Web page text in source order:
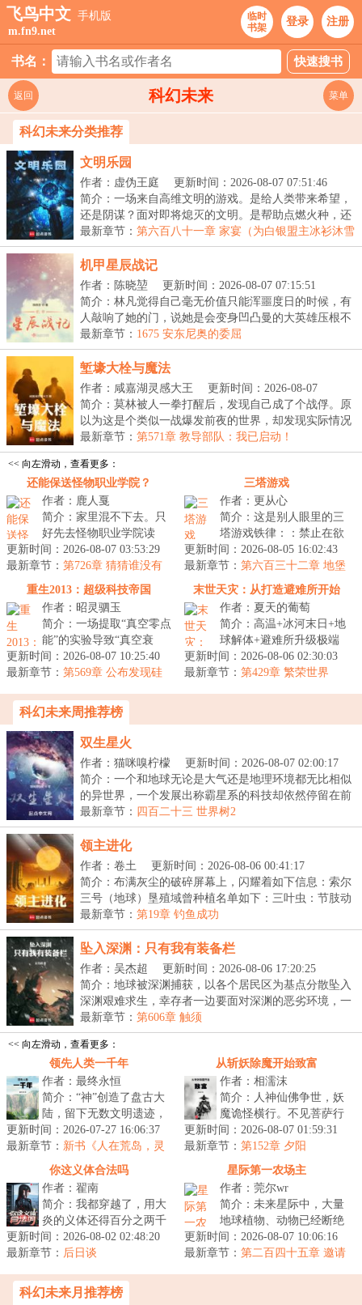
飞鸟中文 手机版
m.fn9.net
临时
书架
登录 注册
书名：
科幻未来
返回 菜单
科幻未来分类推荐
文明乐园
作者：虚伪王庭
更新时间：2026-08-07 07:51:46
简介：一场来自高维文明的游戏。是给人类带来希望，
还是阴谋？面对即将熄灭的文明。是帮助点燃火种，还
是...
最新章节： 第六百八十一章 家宴（为白银盟主冰衫沐雪
加更）（四合一）
机甲星辰战记
作者：陈晓堃
更新时间：2026-08-07 07:15:51
简介：林凡觉得自己毫无价值只能浑噩度日的时候，有
人敲响了她的门，说她是会变身凹凸曼的大英雄压根不
相...
最新章节： 1675 安东尼奥的委屈
堑壕大栓与魔法
作者：咸嘉湖灵感大王
更新时间：2026-08-07
03:10:26
简介：莫林被人一拳打醒后，发现自己成了个战俘。原
以为这是个类似一战爆发前夜的世界，却发现实际情况
比...
最新章节： 第571章 教导部队：我已启动！
<< 向左滑动，查看更多：
还能保送怪物职业学院？
作者：鹿人戛
简介：家里混不下去。只
好先去怪物职业学院读
书。最终，我在大家一声
声天才的称赞中迷失了自
己，走上了不...
更新时间：2026-08-07 03:53:29
最新章节： 第726章 猜猜谁没有
收到邀请
三塔游戏
作者：更从心
简介：这是别人眼里的三
塔游戏铁律：：禁止在欲
塔里制造杀戮，欲塔是一
座充满爱的塔，请用爱来
攀登欲塔。...
更新时间：2026-08-05 16:02:43
最新章节： 第六百三十二章 地堡
众人的努力。
重生2013：超级科技帝国
作者：昭灵驷玉
简介：一场提取“真空零点
能”的实验导致“真空衰
变”，由此引发宇宙级灾
难，陆安作为人类唯一的
更新时间：2026-08-07 10:25:40
最新章节： 第569章 公布发现硅
末世天灾：从打造避难所开始
作者：夏天的葡萄
简介：高温+冰河末日+地
球解体+避难所升级极端
气候灾难交替出现，地表
生物灭绝，人类文明走向
更新时间：2026-08-06 02:30:03
最新章节： 第429章 繁荣世界
科幻未来周推荐榜
双生星火
作者：猫咪嗅柠檬
更新时间：2026-08-07 02:00:17
简介：一个和地球无论是大气还是地理环境都无比相似
的异世界，一个发展出称霸星系的科技却依然停留在前
现...
最新章节： 四百二十三 世界树2
领主进化
作者：卷土
更新时间：2026-08-06 00:41:17
简介：布满灰尘的破碎屏幕上，闪耀着如下信息：索尔
三号（地球）垦殖域曾种植名单如下：三叶虫：节肢动
物...
最新章节： 第19章 钓鱼成功
坠入深渊：只有我有装备栏
作者：吴杰超
更新时间：2026-08-06 17:20:25
简介：地球被深渊捕获，以各个居民区为基点分散坠入
深渊艰难求生，幸存者一边要面对深渊的恶劣环境，一
边...
最新章节： 第606章 触须
<< 向左滑动，查看更多：
领先人类一千年
作者：最终永恒
简介：“神”创造了盘古大
陆，留下无数文明遗迹，
散播海量天材地宝。当人
类满怀雄心壮志，意图闯
荡盘古大...
更新时间：2026-07-27 16:06:37
最新章节： 新书《人在荒岛，灵
气怎么复苏了？》以及515打折活
从斩妖除魔开始致富
作者：相濡沫
简介：人神仙佛争世，妖
魔诡怪横行。不见菩萨行
善果，唯有恶魔在人间。
斩尽妖魔乾坤净，浮屠九
天神鬼惊。...
更新时间：2026-08-07 01:59:31
最新章节： 第152章 夕阳
你这义体合法吗
作者：翟南
简介：我都穿越了，用大
炎的义体还得百分之两千
的关税？用哥联义体我还
没医保？无线上网还tm的
更新时间：2026-08-02 02:48:20
最新章节： 后日谈
星际第一农场主
作者：莞尔wr
简介：未来星际中，大量
地球植物、动物已经断绝
传承。重生后，关遗珠从
继承一颗荒废星球开始，
更新时间：2026-08-07 10:06:16
最新章节： 第二百四十五章 邀请
科幻未来月推荐榜